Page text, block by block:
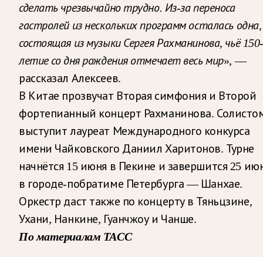
сделать чрезвычайно трудно. Из-за переноса
гастролей из нескольких программ осталась одна,
состоящая из музыки Сергея Рахманинова, чьё 150-
летие со дня рождения отмечает весь мир», —
рассказал Алексеев.
В Китае прозвучат Вторая симфония и Второй
фортепианный концерт Рахманинова.
выступит лауреат Международного конкурса
имени Чайковского Даниил Харитонов. Турне
начнётся 15 июня в Пекине и завершится 25
в городе-побратиме Петербурга — Шанхае.
Оркестр даст также по концерту в Тяньцзине,
Ухани, Нанкине, Гуанчжоу и Чанше.
По материалам ТАСС